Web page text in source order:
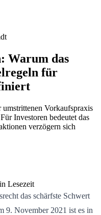
Warum das
für
Vorkaufspraxis
Investoren bedeutet das
verzögern sich
Lesezeit
das schärfste Schwert
9. November 2021 ist es in